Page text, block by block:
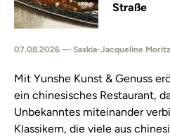
Straße
07.08.2026 — Saskia-Jacqueline Moritz
Mit Yunshe Kunst & Genuss
ein chinesisches Restaurant,
Unbekanntes miteinander
Klassikern, die viele aus